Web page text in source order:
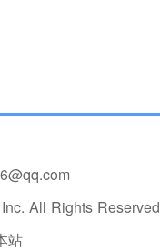
All Rights Reserved
站